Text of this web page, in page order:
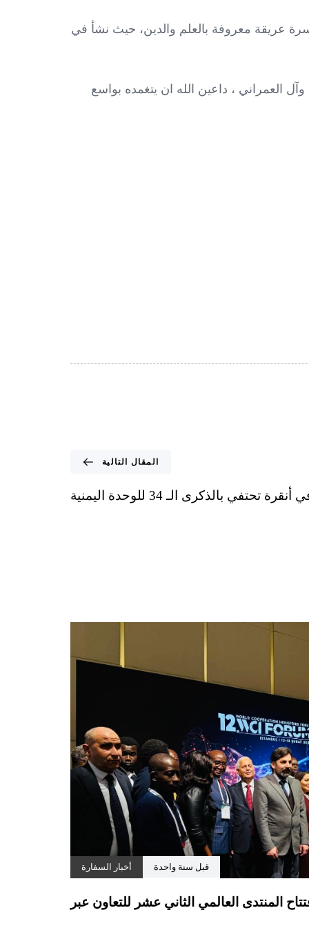
عريقة معروفة بالعلم والدين، حيث نشأ في
العمراني ، داعين الله ان يتغمده بواسع
المقال التالية
تحتفي بالذكرى الـ 34 للوحدة اليمنية
قبل سنة واحدة أخبار السفارة
المنتدى العالمي الثاني عشر للتعاون عبر